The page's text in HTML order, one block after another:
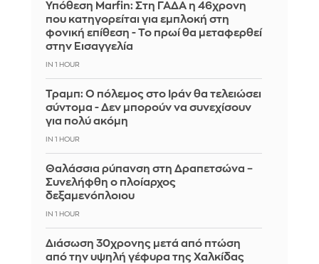
Υπόθεση Marfin: Στη ΓΑΔΑ η 46χρονη
που κατηγορείται για εμπλοκή στη
φονική επίθεση - Το πρωί θα μεταφερθεί
στην Εισαγγελία
IN 1 HOUR
Τραμπ: Ο πόλεμος στο Ιράν θα τελειώσει
σύντομα - Δεν μπορούν να συνεχίσουν
για πολύ ακόμη
IN 1 HOUR
Θαλάσσια ρύπανση στη Δραπετσώνα –
Συνελήφθη ο πλοίαρχος
δεξαμενόπλοιου
IN 1 HOUR
Διάσωση 30χρονης μετά από πτώση
από την υψηλή γέφυρα της Χαλκίδας